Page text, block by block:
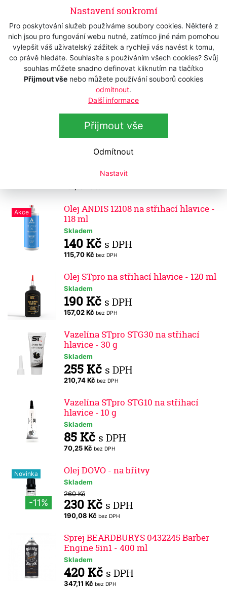
Nastavení soukromí
Pro poskytování služeb používáme soubory cookies. Některé z
nich jsou pro fungování webu nutné, zatímco jiné nám pomohou
vylepšit váš uživatelský zážitek a rychleji vás navést k tomu,
co právě hledáte. Souhlasíte s používáním všech cookies? Svůj
souhlas můžete snadno definovat kliknutím na tlačítko
Přijmout vše nebo můžete používání souborů cookies
odmítnout.
Další informace
Přijmout vše
Odmítnout
Nastavit
Souprava WAHL 1000-7400 Blade Care
ošetřování střihacích strojků
Skladem
650 Kč s DPH
537,19 Kčbez DPH
Olej WAHL / MOSER 1854-7935 na
střihací hlavice
295 Kč s DPH
Olej WAHL 03310-1102 na střihací
195 Kč s DPH
Akce
Olej ANDIS 12108 na střihací hlavice -
118 ml
Skladem
140 Kč s DPH
115,70 Kč bez DPH
Olej STpro na střihací hlavice - 120 ml
Skladem
190 Kč s DPH
157,02 Kč bez DPH
Vazelína STpro STG30 na střihací
hlavice - 30 g
Skladem
255 Kč s DPH
210,74 Kč bez DPH
Vazelína STpro STG10 na střihací
hlavice - 10 g
Skladem
85 Kč s DPH
70,25 Kč bez DPH
Novinka
-11%
Olej DOVO - na břitvy
Skladem
260 Kč
230 Kč s DPH
190,08 Kč bez DPH
Sprej BEARDBURYS 0432245 Barber
Engine 5in1 - 400 ml
Skladem
420 Kč s DPH
347,11 Kč bez DPH